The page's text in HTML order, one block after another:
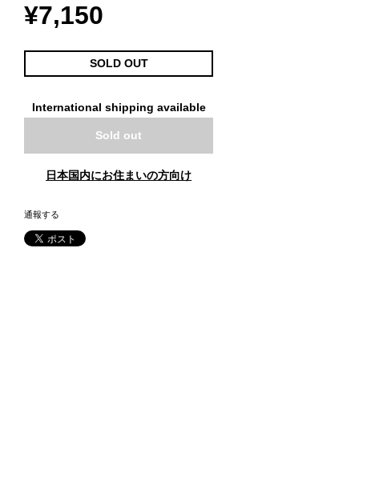
¥7,150
SOLD OUT
International shipping available
Sold out
日本国内にお住まいの方向け
通報する